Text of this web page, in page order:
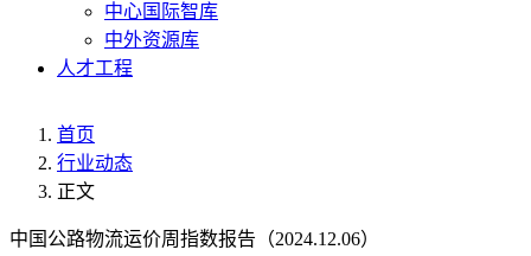
中心国际智库
中外资源库
人才工程
首页
行业动态
正文
中国公路物流运价周指数报告（2024.12.06）